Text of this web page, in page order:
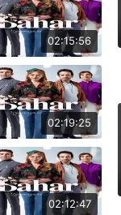
02:15:56
02:19:25
02:12:47